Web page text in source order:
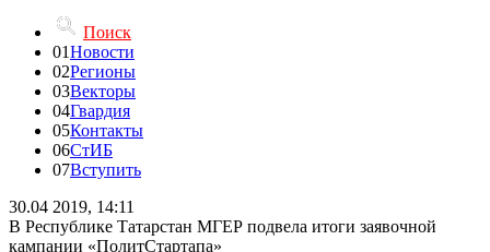
Поиск
01Новости
02Регионы
03Векторы
04Гвардия
05Контакты
06СтИБ
07Вступить
30.04 2019, 14:11
В Республике Татарстан МГЕР подвела итоги заявочной
кампании «ПолитСтартапа»